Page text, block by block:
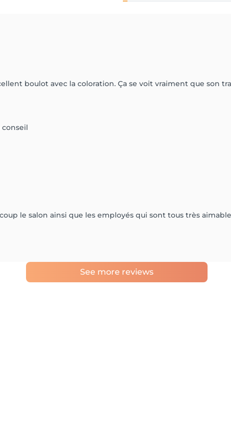
boulot avec la coloration. Ça se voit vraiment que son
conseil
le salon ainsi que les employés qui sont tous très
See more reviews